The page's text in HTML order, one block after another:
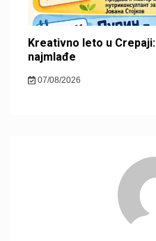
Kreativno leto u
najmlađe
07/08/2026